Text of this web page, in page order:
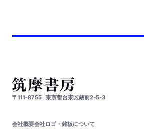
〒111-8755 東京都台東区蔵前2-5-3
会社概要会社ロゴ・銘板について